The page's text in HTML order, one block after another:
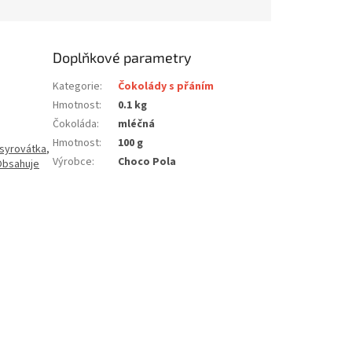
syrovátka,
Doplňkové parametry
Kategorie:
Čokolády s přáním
Hmotnost:
0.1 kg
Čokoláda:
mléčná
Hmotnost:
100 g
Výrobce: Choco Pola